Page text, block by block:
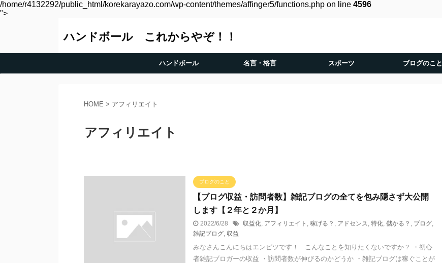
/home/r4132292/public_html/korekarayazo.com/wp-content/themes/affinger5/functions.php on line 4596
">
ハンドボール これからやぞ！！
ハンドボール 名言・格言 スポーツ ブログのこと
HOME > アフィリエイト
アフィリエイト
ブログのこと
【ブログ収益・訪問者数】雑記ブログの全てを包み隠さず大公開
します【２年と２か月】
2022/6/28 収益化, アフィリエイト , 稼げる？ , アドセンス, 特化, 儲かる？ , ブログ,
雑記ブログ, 収益
みなさんこんにちはエンピツです！ こんなことを知りたくないですか？ ・初心
者雑記ブロガーの収益 ・訪問者数が伸びるのかどうか ・雑記ブログは稼ぐことが